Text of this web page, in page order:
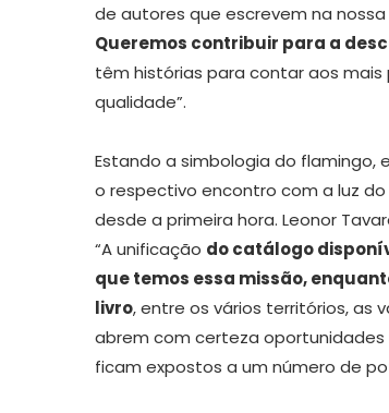
de autores que escrevem na nossa
Queremos contribuir para a
têm histórias para contar aos
qualidade”.
Estando a simbologia do
o respectivo encontro com a luz
desde a primeira hora. Leonor
“A unificação do catálogo
que temos essa missão,
livro, entre os vários territórios, as
abrem com certeza oportunidades
ficam expostos a um número de